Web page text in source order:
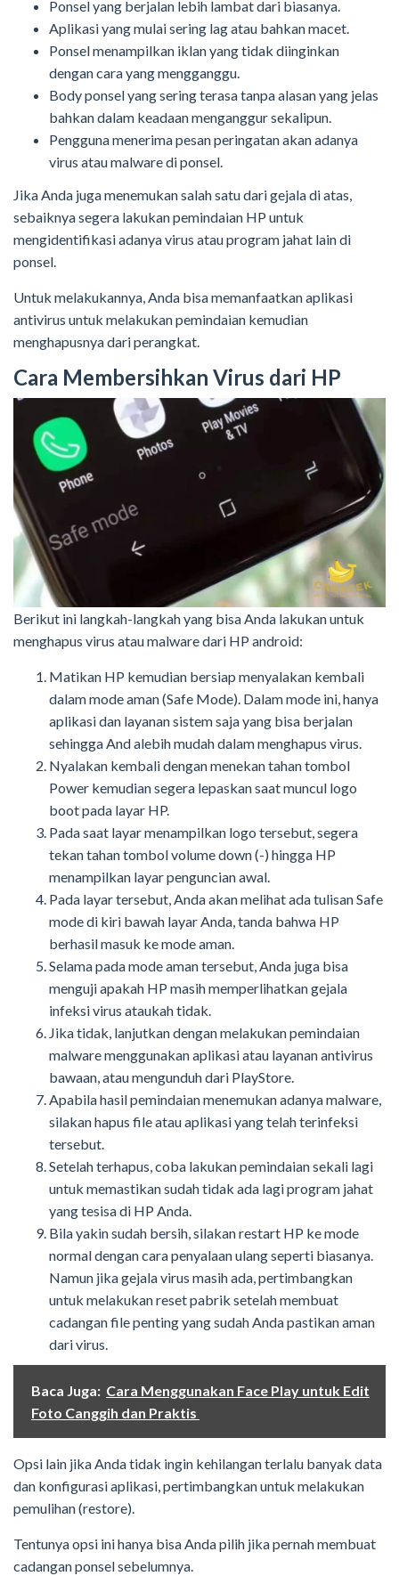
Ponsel yang berjalan lebih lambat dari biasanya.
Aplikasi yang mulai sering lag atau bahkan macet.
Ponsel menampilkan iklan yang tidak diinginkan
dengan cara yang mengganggu.
Body ponsel yang sering terasa tanpa alasan yang jelas
bahkan dalam keadaan menganggur sekalipun.
Pengguna menerima pesan peringatan akan adanya
virus atau malware di ponsel.
Jika Anda juga menemukan salah satu dari gejala di atas,
sebaiknya segera lakukan pemindaian HP untuk
mengidentifikasi adanya virus atau program jahat lain di
ponsel.
Untuk melakukannya, Anda bisa memanfaatkan aplikasi
antivirus untuk melakukan pemindaian kemudian
menghapusnya dari perangkat.
Cara Membersihkan Virus dari HP
Berikut ini langkah-langkah yang bisa Anda lakukan untuk
menghapus virus atau malware dari HP android:
Matikan HP kemudian bersiap menyalakan kembali
dalam mode aman (Safe Mode). Dalam mode ini, hanya
aplikasi dan layanan sistem saja yang bisa berjalan
sehingga And alebih mudah dalam menghapus virus.
Nyalakan kembali dengan menekan tahan tombol
Power kemudian segera lepaskan saat muncul logo
boot pada layar HP.
Pada saat layar menampilkan logo tersebut, segera
tekan tahan tombol volume down (-) hingga HP
menampilkan layar penguncian awal.
Pada layar tersebut, Anda akan melihat ada tulisan Safe
mode di kiri bawah layar Anda, tanda bahwa HP
berhasil masuk ke mode aman.
Selama pada mode aman tersebut, Anda juga bisa
menguji apakah HP masih memperlihatkan gejala
infeksi virus ataukah tidak.
Jika tidak, lanjutkan dengan melakukan pemindaian
malware menggunakan aplikasi atau layanan antivirus
bawaan, atau mengunduh dari PlayStore.
Apabila hasil pemindaian menemukan adanya malware,
silakan hapus file atau aplikasi yang telah terinfeksi
tersebut.
Setelah terhapus, coba lakukan pemindaian sekali lagi
untuk memastikan sudah tidak ada lagi program jahat
yang tesisa di HP Anda.
Bila yakin sudah bersih, silakan restart HP ke mode
normal dengan cara penyalaan ulang seperti biasanya.
Namun jika gejala virus masih ada, pertimbangkan
untuk melakukan reset pabrik setelah membuat
cadangan file penting yang sudah Anda pastikan aman
dari virus.
Baca Juga: Cara Menggunakan Face Play untuk Edit
Foto Canggih dan Praktis
Opsi lain jika Anda tidak ingin kehilangan terlalu banyak data
dan konfigurasi aplikasi, pertimbangkan untuk melakukan
pemulihan (restore).
Tentunya opsi ini hanya bisa Anda pilih jika pernah membuat
cadangan ponsel sebelumnya.